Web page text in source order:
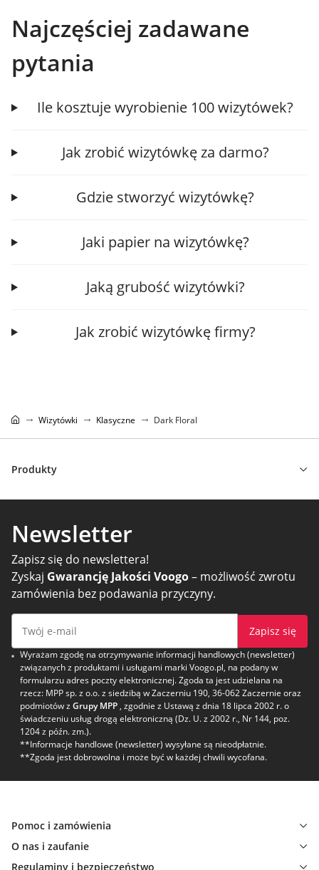
Najczęściej zadawane
pytania
Ile kosztuje wyrobienie 100 wizytówek?
Jak zrobić wizytówkę za darmo?
Gdzie stworzyć wizytówkę?
Jaki papier na wizytówkę?
Jaką grubość wizytówki?
Jak zrobić wizytówkę firmy?
Wizytówki Klasyczne Dark Floral
Produkty
Newsletter
Zapisz się do newslettera!
Zyskaj Gwarancję Jakości Voogo– możliwość zwrotu
zamówienia bez podawania przyczyny.
Zapisz się
Wyrażam zgodę na otrzymywanie informacji handlowych (newsletter)
związanych z produktami i usługami marki Voogo.pl, na podany w
formularzu adres poczty elektronicznej. Zgoda ta jest udzielana na
rzecz: MPP sp. z o.o. z siedzibą w Zaczerniu 190, 36-062 Zaczernie oraz
podmiotów z Grupy MPP , zgodnie z Ustawą z dnia 18 lipca 2002 r. o
świadczeniu usług drogą elektroniczną (Dz. U. z 2002 r., Nr 144, poz.
1204 z późn. zm.).
**Informacje handlowe (newsletter) wysyłane są nieodpłatnie.
**Zgoda jest dobrowolna i może być w każdej chwili wycofana.
Pomoc i zamówienia
O nas i zaufanie
Regulaminy i bezpieczeństwo